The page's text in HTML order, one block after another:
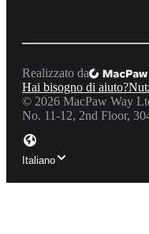
Realizzato da
Hai bisogno di aiuto?
© 2026 MacPaw Way
No. 11-12, 2nd Floor,
Italiano